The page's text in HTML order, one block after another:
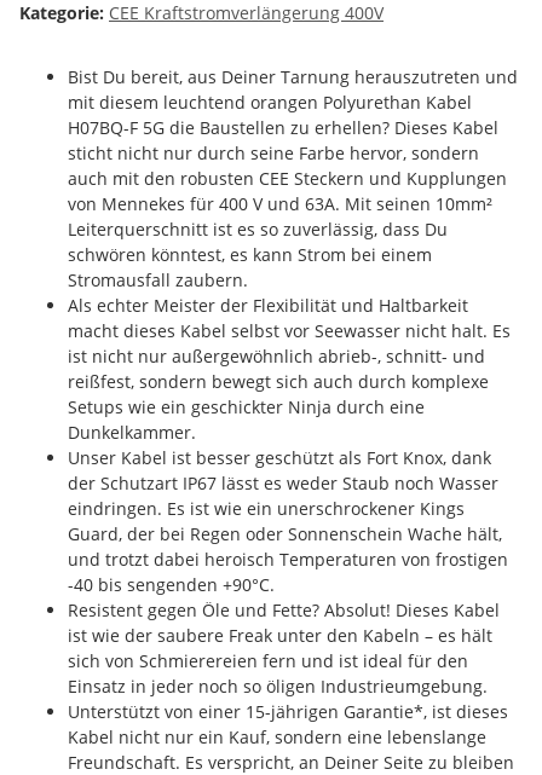
Kategorie: CEE Kraftstromverlängerung 400V
Bist Du bereit, aus Deiner Tarnung herauszutreten und
mit diesem leuchtend orangen Polyurethan Kabel
H07BQ-F 5G die Baustellen zu erhellen? Dieses Kabel
sticht nicht nur durch seine Farbe hervor, sondern
auch mit den robusten CEE Steckern und Kupplungen
von Mennekes für 400 V und 63A. Mit seinen 10mm²
Leiterquerschnitt ist es so zuverlässig, dass Du
schwören könntest, es kann Strom bei einem
Stromausfall zaubern.
Als echter Meister der Flexibilität und Haltbarkeit
macht dieses Kabel selbst vor Seewasser nicht halt. Es
ist nicht nur außergewöhnlich abrieb-, schnitt- und
reißfest, sondern bewegt sich auch durch komplexe
Setups wie ein geschickter Ninja durch eine
Dunkelkammer.
Unser Kabel ist besser geschützt als Fort Knox, dank
der Schutzart IP67 lässt es weder Staub noch Wasser
eindringen. Es ist wie ein unerschrockener Kings
Guard, der bei Regen oder Sonnenschein Wache hält,
und trotzt dabei heroisch Temperaturen von frostigen
-40 bis sengenden +90°C.
Resistent gegen Öle und Fette? Absolut! Dieses Kabel
ist wie der saubere Freak unter den Kabeln – es hält
sich von Schmierereien fern und ist ideal für den
Einsatz in jeder noch so öligen Industrieumgebung.
Unterstützt von einer 15-jährigen Garantie*, ist dieses
Kabel nicht nur ein Kauf, sondern eine lebenslange
Freundschaft. Es verspricht, an Deiner Seite zu bleiben